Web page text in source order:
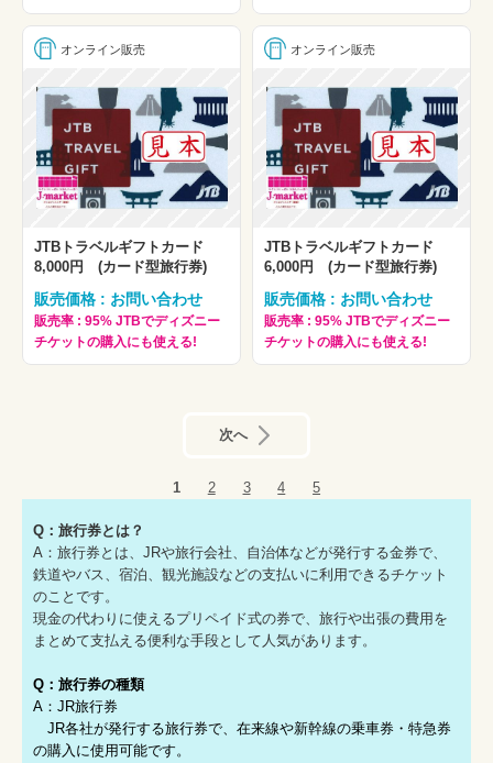
オンライン販売
JTBトラベルギフトカード
8,000円 (カード型旅行券)
販売価格 : お問い合わせ
販売率 : 95% JTBでディズニー
チケットの購入にも使える!
オンライン販売
JTBトラベルギフトカード
6,000円 (カード型旅行券)
販売価格 : お問い合わせ
販売率 : 95% JTBでディズニー
チケットの購入にも使える!
次へ
1 2 3 4 5
Q：旅行券とは？
A：旅行券とは、JRや旅行会社、自治体などが発行する金券で、
鉄道やバス、宿泊、観光施設などの支払いに利用できるチケット
のことです。
現金の代わりに使えるプリペイド式の券で、旅行や出張の費用を
まとめて支払える便利な手段として人気があります。
Q：旅行券の種類
A：JR旅行券
JR各社が発行する旅行券で、在来線や新幹線の乗車券・特急券
の購入に使用可能です。